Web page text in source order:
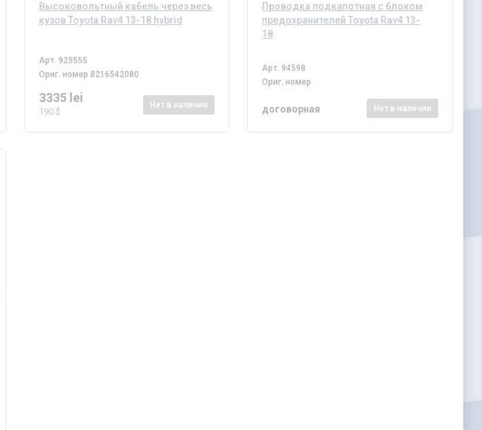
Высоковольтный кабель через весь
кузов Toyota Rav4 13-18 hybrid
Арт. 925555
Ориг. номер 8216542080
3335 lei
190 $
Нет в наличии
Проводка подкапотная с блоком
предохранителей Toyota Rav4 13-
18
Арт. 94598
Ориг. номер
договорная Нет в наличии